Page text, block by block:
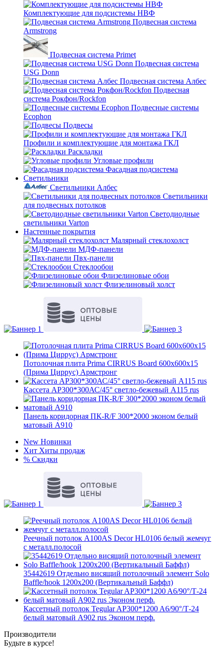
Комплектующие для подсистемы НВФ
Подвесная система
Armstrong
Подвесная система Primet
Подвесная система
USG Donn
Подвесная система Албес
Подвесная
система Рокфон/Rockfon
Подвесные системы
Ecophon
Подвесы
Профили и комплектующие для монтажа ГКЛ
Раскладки
Угловые профили
Фасадная подсистема
Светильники
Светильники Албес
Светильники
для подвесных потолков
Светодиодные
светильники Varton
Настенные покрытия
Малярный стеклохолст
МДФ-панели
Пвх-панели
Стеклообои
Флизелиновые обои
Флизелиновый холст
Потолочная плита Prima CIRRUS Board 600x600x15
(Прима Циррус) Армстронг
Кассета AP300*300АС/45° светло-бежевый А115 rus
Панель коридорная ПК-R/F 300*2000 эконом белый
матовый А910
New Новинки
Хит Хиты продаж
% Скидки
Реечный потолок A100AS Decor HL0106 белый жемчуг
с металл.полосой
35442619 Отдельно висящий потолочный элемент Solo
Baffle/hook 1200x200 (Вертикальный Баффл)
Кассетный потолок Tegular AP300*1200 A6/90°/Т-24
белый матовый А902 rus Эконом перф.
Производители
Будьте в курсе!